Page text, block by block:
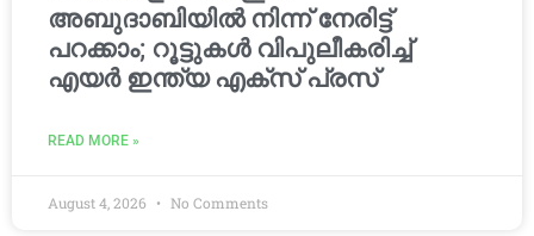
അബുദാബിയിൽ നിന്ന് നേരിട്ട്
പറക്കാം; റൂട്ടുകൾ വിപുലീകരിച്ച്
എയർ ഇന്ത്യ എക്സ് പ്രസ്
READ MORE »
August 4, 2026 No Comments